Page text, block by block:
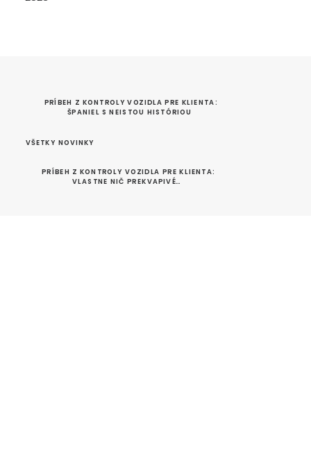
PRÍBEH Z KONTROLY VOZIDLA PRE KLIENTA:
ŠPANIEL S NEISTOU HISTÓRIOU
VŠETKY NOVINKY
PRÍBEH Z KONTROLY VOZIDLA PRE KLIENTA:
VLASTNE NIČ PREKVAPIVÉ…